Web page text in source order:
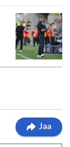
Jaa